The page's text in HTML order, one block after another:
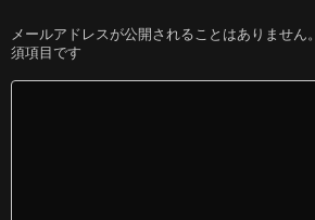
メールアドレスが公開されることはありません。
須項目です